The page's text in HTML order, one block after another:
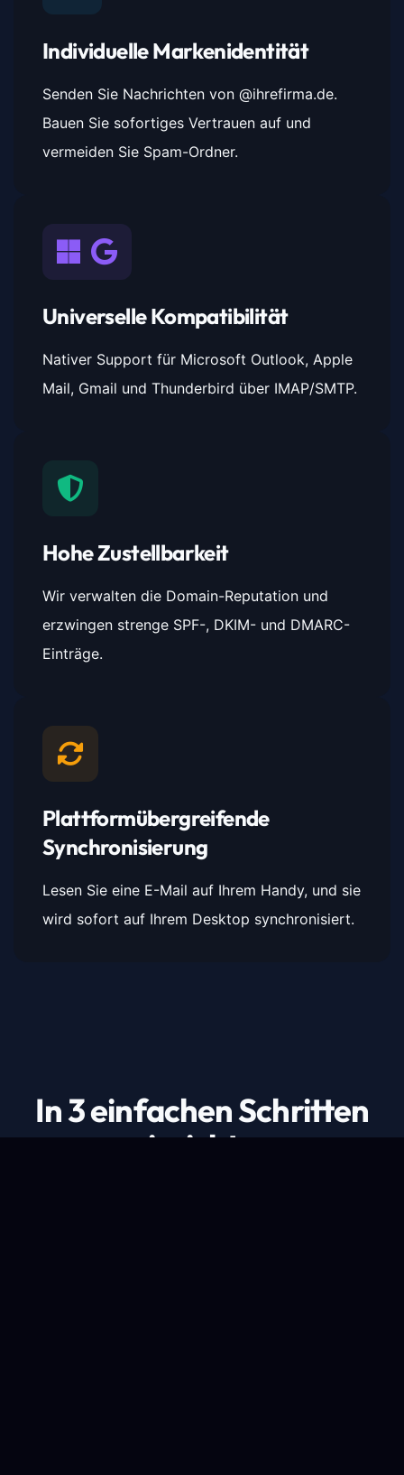
Individuelle Markenidentität
Senden Sie Nachrichten von @ihrefirma.de.
Bauen Sie sofortiges Vertrauen auf und
vermeiden Sie Spam-Ordner.
Universelle Kompatibilität
Nativer Support für Microsoft Outlook, Apple
Mail, Gmail und Thunderbird über IMAP/SMTP.
Hohe Zustellbarkeit
Wir verwalten die Domain-Reputation und
erzwingen strenge SPF-, DKIM- und DMARC-
Einträge.
Plattformübergreifende
Synchronisierung
Lesen Sie eine E-Mail auf Ihrem Handy, und sie
wird sofort auf Ihrem Desktop synchronisiert.
In 3 einfachen Schritten
einrichten